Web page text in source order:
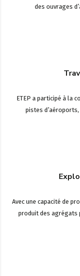
des ouvrages
ETEP a participé à la
pistes d’aéroports,
Avec une capacité de
produit des agrégats